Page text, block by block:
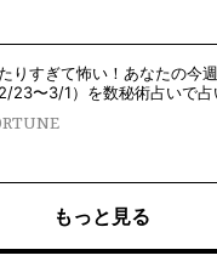
りすぎて怖い！あなたの今
2/23〜3/1）を数秘術占いで占
もっと見る